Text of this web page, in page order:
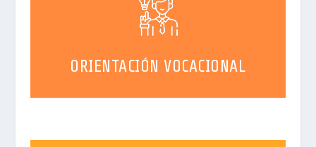
ORIENTACIÓN VOCACIONAL